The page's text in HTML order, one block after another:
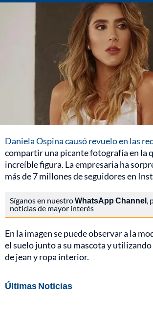
Daniela Ospina causó revuelo en las
compartir una picante fotografía en la
increíble figura. La empresaria ha
más de 7 millones de seguidores en
Síganos en nuestroWhatsApp Channel,
noticias de mayor interés
En la imagen se puede observar a la
el suelo junto a su mascota y
de jean y ropa interior.
Últimas Noticias